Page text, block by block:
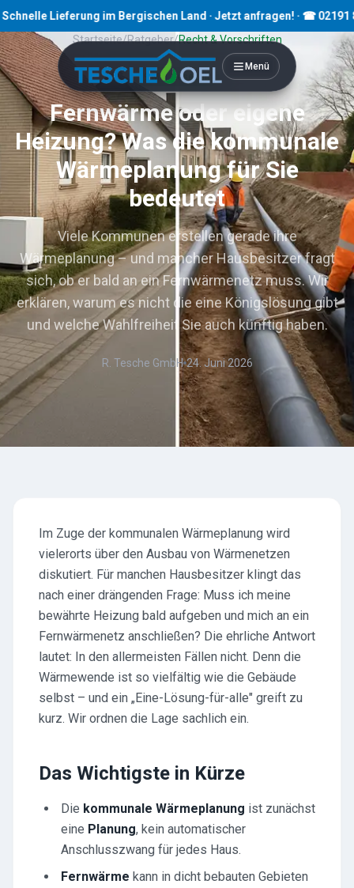
im Bergischen Land · Jetzt anfragen! · ☎ 02191 80793
Menü
Startseite/Ratgeber/Recht & Vorschriften
Min. Lesezeit
Fernwärme oder eigene
Heizung? Was die kommunale
Wärmeplanung für Sie
bedeutet
Viele Kommunen erstellen gerade ihre
Wärmeplanung – und mancher Hausbesitzer fragt
sich, ob er bald an ein Fernwärmenetz muss. Wir
erklären, warum es nicht die eine Königslösung gibt
und welche Wahlfreiheit Sie auch künftig haben.
R. Tesche GmbH 24. Juni 2026
Im Zuge der kommunalen Wärmeplanung wird
vielerorts über den Ausbau von Wärmenetzen
diskutiert. Für manchen Hausbesitzer klingt das
nach einer drängenden Frage: Muss ich meine
bewährte Heizung bald aufgeben und mich an ein
Fernwärmenetz anschließen? Die ehrliche Antwort
lautet: In den allermeisten Fällen nicht. Denn die
Wärmewende ist so vielfältig wie die Gebäude
selbst – und ein „Eine-Lösung-für-alle" greift zu
kurz. Wir ordnen die Lage sachlich ein.
Das Wichtigste in Kürze
Die kommunale Wärmeplanung ist zunächst
eine Planung, kein automatischer
Anschlusszwang für jedes Haus.
Fernwärme kann in dicht bebauten Gebieten